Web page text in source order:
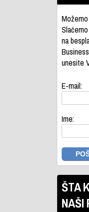
na
unesite
E-mail:
Ime:
ŠTA
NAŠI